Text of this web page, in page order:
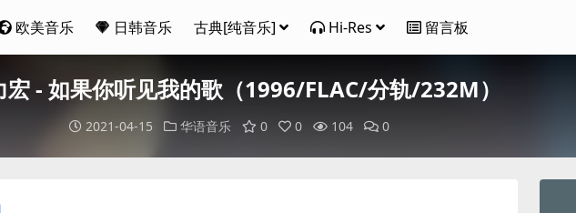
欧美音乐 日韩音乐 古典[纯音乐] Hi-Res 留言板
宏 - 如果你听见我的歌（1996/FLAC/分轨/232M）
2021-04-15 华语音乐 0 0 104 0